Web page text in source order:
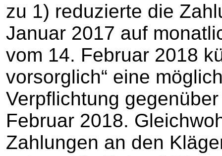
zu 1) reduzierte die
Januar 2017 auf
vom 14. Februar 2018
vorsorglich“ eine
Verpflichtung
Februar 2018.
Zahlungen an den